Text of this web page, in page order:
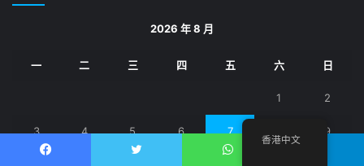
2026 年 8 月
一 二 三 四 五 六 日
1 2
3 4 5 6 7 9
香港中文